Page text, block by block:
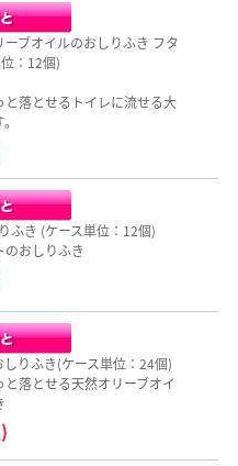
ーブオイルのおしりふき フタ
：12個)
落とせるトイレに流せる大
ふき (ケース単位：12個)
のおしりふき
りふき(ケース単位：24個)
落とせる天然オリーブオイ